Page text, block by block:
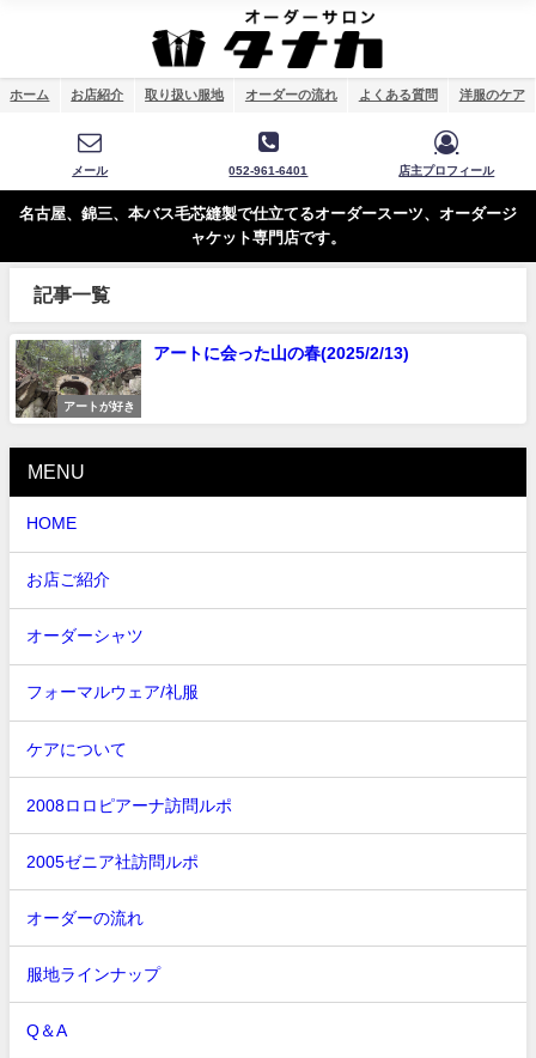
ホーム お店紹介 取り扱い服地 オーダーの流れ よくある質問 洋服のケア
メール 052-961-6401 店主プロフィール
名古屋、錦三、本バス毛芯縫製で仕立てるオーダースーツ、オーダージ
ャケット専門店です。
記事一覧
アートが好き
アートに会った山の春(2025/2/13)
MENU
HOME
お店ご紹介
オーダーシャツ
フォーマルウェア/礼服
ケアについて
2008ロロピアーナ訪問ルポ
2005ゼニア社訪問ルポ
オーダーの流れ
服地ラインナップ
Q＆A